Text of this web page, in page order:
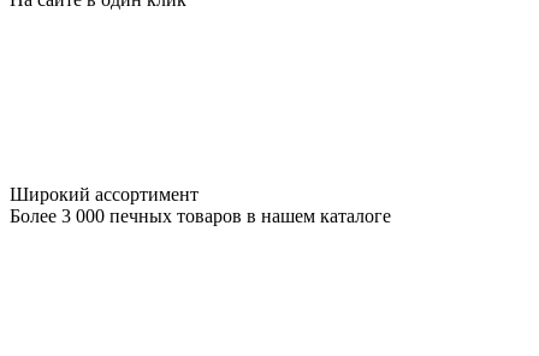
Широкий ассортимент
Более 3 000 печных товаров в нашем каталоге